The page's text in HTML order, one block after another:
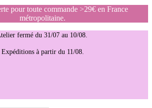
pour toute commande >29€ en France
métropolitaine.
fermé du 31/07 au 10/08.
Expéditions à partir du 11/08.